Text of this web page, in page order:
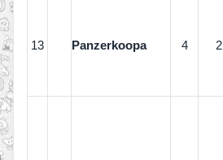
13 Panzerkoopa 4 2